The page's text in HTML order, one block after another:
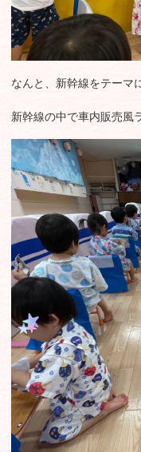
なんと、新幹線をテーマ
新幹線の中で車内販売風